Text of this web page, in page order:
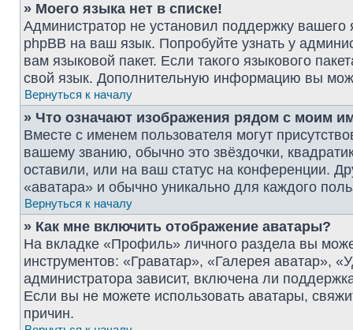
» Моего языка нет в списке!
Администратор не установил поддержку
phpBB на ваш язык. Попробуйте узнать у
вам языковой пакет. Если такого языкового
свой язык. Дополнительную информацию вы
Вернуться к началу
» Что означают изображения рядом с моим
Вместе с именем пользователя могут
вашему званию, обычно это звёздочки,
оставили, или на ваш статус на конференции.
«аватара» и обычно уникально для каждого
Вернуться к началу
» Как мне включить отображение аватары?
На вкладке «Профиль» личного раздела вы
инструментов: «Граватар», «Галерея аватар»,
администратора зависит, включена ли
Если вы не можете использовать аватары,
причин.